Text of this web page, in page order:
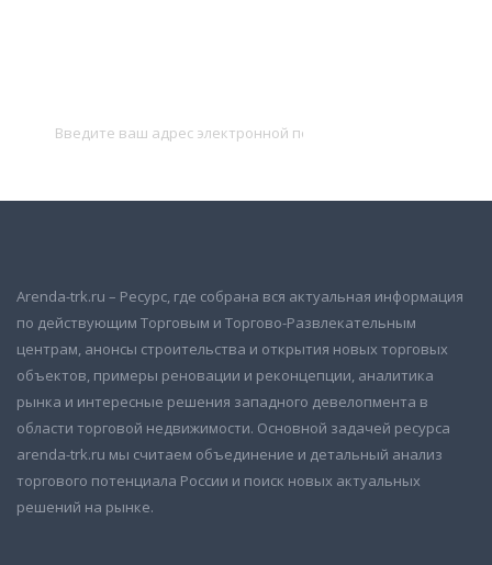
Arenda-trk.ru – Ресурс, где собрана вся актуальная информация
по действующим Торговым и Торгово-Развлекательным
центрам, анонсы строительства и открытия новых торговых
объектов, примеры реновации и реконцепции, аналитика
рынка и интересные решения западного девелопмента в
области торговой недвижимости. Основной задачей ресурса
arenda-trk.ru мы считаем объединение и детальный анализ
торгового потенциала России и поиск новых актуальных
решений на рынке.